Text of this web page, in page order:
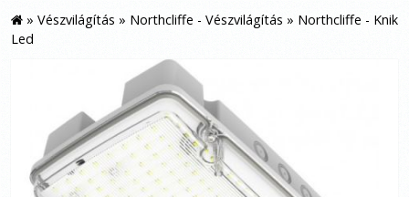
» Vészvilágítás » Northcliffe - Vészvilágítás » Northcliffe - Knik
Led